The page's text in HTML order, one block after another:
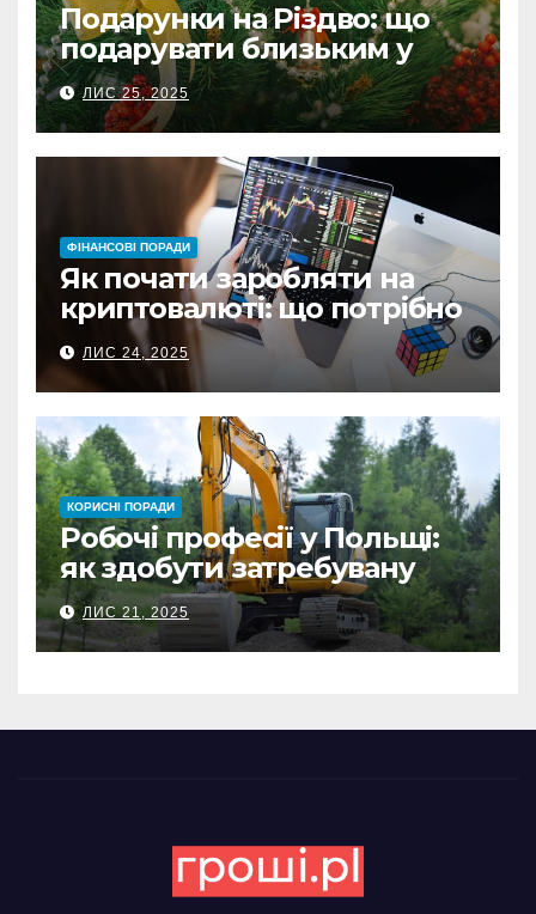
Подарунки на Різдво: що
подарувати близьким у
Польщі
ЛИС 25, 2025
ФІНАНСОВІ ПОРАДИ
Як почати заробляти на
криптовалюті: що потрібно
знати перед першою
інвестицією
ЛИС 24, 2025
КОРИСНІ ПОРАДИ
Робочі професії у Польщі:
як здобути затребувану
спеціальність та заробляти
гідні гроші
ЛИС 21, 2025